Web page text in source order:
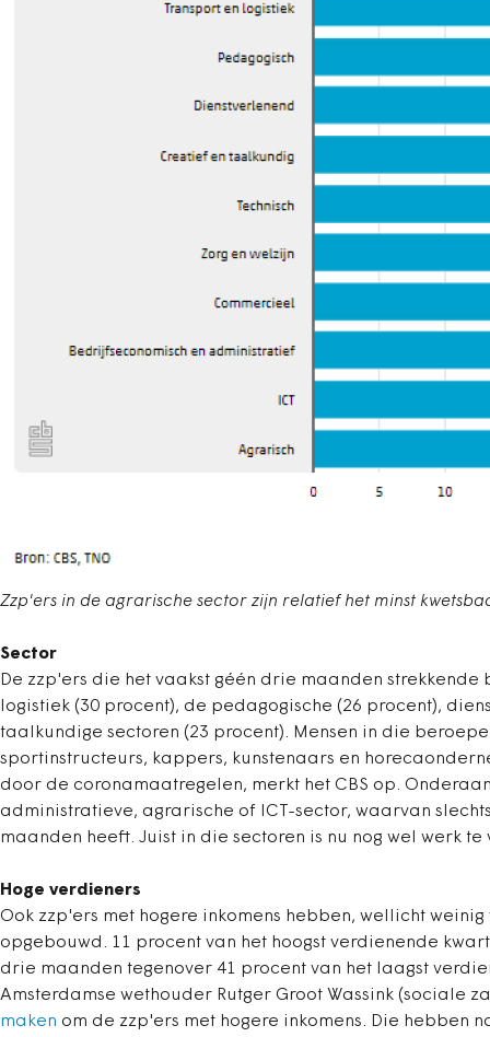
Zzp'ers in de agrarische sector zijn relatief het minst
Sector
De zzp'ers die het vaakst géén drie maanden
logistiek (30 procent), de pedagogische (26 procent),
taalkundige sectoren (23 procent). Mensen in die
sportinstructeurs, kappers, kunstenaars en
door de coronamaatregelen, merkt het CBS op.
administratieve, agrarische of ICT-sector, waarvan
maanden heeft. Juist in die sectoren is nu nog wel werk
Hoge verdieners
Ook zzp'ers met hogere inkomens hebben, wellicht
opgebouwd. 11 procent van het hoogst verdienende
drie maanden tegenover 41 procent van het laagst
Amsterdamse wethouder Rutger Groot Wassink (sociale
maken om de zzp'ers met hogere inkomens. Die hebben